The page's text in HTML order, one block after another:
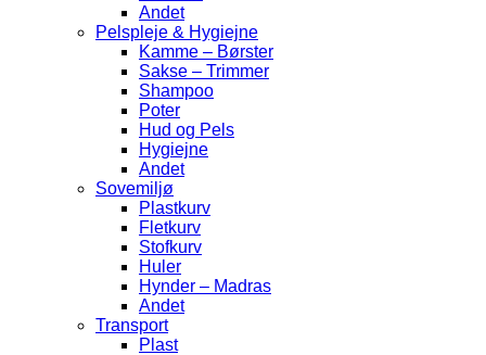
Andet
Pelspleje & Hygiejne
Kamme – Børster
Sakse – Trimmer
Shampoo
Poter
Hud og Pels
Hygiejne
Andet
Sovemiljø
Plastkurv
Fletkurv
Stofkurv
Huler
Hynder – Madras
Andet
Transport
Plast